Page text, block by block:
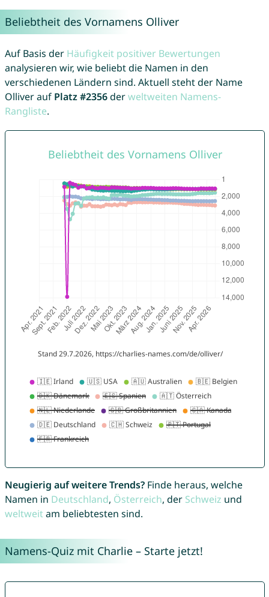
Beliebtheit des Vornamens Olliver
Auf Basis der Häufigkeit positiver Bewertungen
analysieren wir, wie beliebt die Namen in den
verschiedenen Ländern sind. Aktuell steht der Name
Olliver auf Platz #2356derweltweiten Namens-
Rangliste.
Neugierig auf weitere Trends?Finde heraus, welche
Namen in Deutschland, Österreich, der Schweiz und
weltweitam beliebtesten sind.
Namens-Quiz mit Charlie – Starte jetzt!